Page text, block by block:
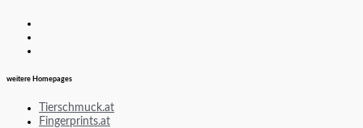
weitere Homepages
Tierschmuck.at
Fingerprints.at